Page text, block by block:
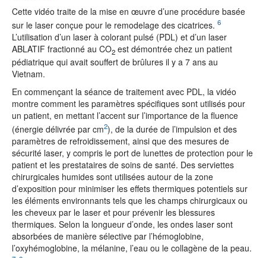
Cette vidéo traite de la mise en œuvre d’une procédure basée
sur le laser conçue pour le remodelage des cicatrices. 6
L’utilisation d’un laser à colorant pulsé (PDL) et d’un laser
ABLATIF fractionné au CO2 est démontrée chez un patient
pédiatrique qui avait souffert de brûlures il y a 7 ans au
Vietnam.
En commençant la séance de traitement avec PDL, la vidéo
montre comment les paramètres spécifiques sont utilisés pour
un patient, en mettant l’accent sur l’importance de la fluence
(énergie délivrée par cm2), de la durée de l’impulsion et des
paramètres de refroidissement, ainsi que des mesures de
sécurité laser, y compris le port de lunettes de protection pour le
patient et les prestataires de soins de santé. Des serviettes
chirurgicales humides sont utilisées autour de la zone
d’exposition pour minimiser les effets thermiques potentiels sur
les éléments environnants tels que les champs chirurgicaux ou
les cheveux par le laser et pour prévenir les blessures
thermiques. Selon la longueur d’onde, les ondes laser sont
absorbées de manière sélective par l’hémoglobine,
l’oxyhémoglobine, la mélanine, l’eau ou le collagène de la peau.